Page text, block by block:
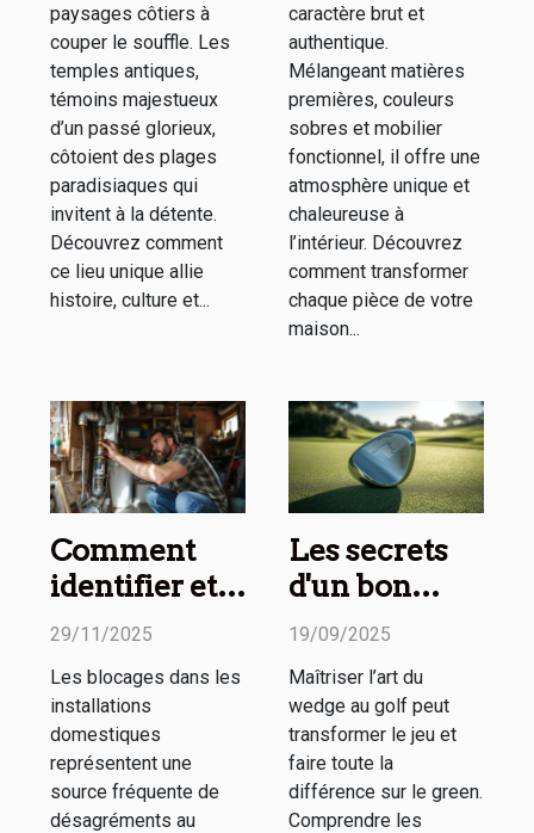
paysages côtiers à
couper le souffle. Les
temples antiques,
témoins majestueux
d’un passé glorieux,
côtoient des plages
paradisiaques qui
invitent à la détente.
Découvrez comment
ce lieu unique allie
histoire, culture et...
caractère brut et
authentique.
Mélangeant matières
premières, couleurs
sobres et mobilier
fonctionnel, il offre une
atmosphère unique et
chaleureuse à
l’intérieur. Découvrez
comment transformer
chaque pièce de votre
maison...
Comment
identifier et
résoudre les
vos
installations
domestiques
?
29/11/2025
Les blocages dans les
installations
domestiques
représentent une
source fréquente de
désagréments au
Les secrets
d'un bon
wedge
ligne
19/09/2025
Maîtriser l’art du
wedge au golf peut
transformer le jeu et
faire toute la
différence sur le green.
Comprendre les